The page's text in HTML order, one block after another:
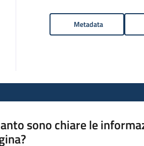
Metadata
sono chiare le